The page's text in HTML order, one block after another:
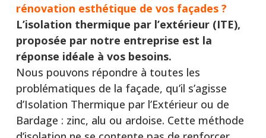
rénovation esthétique de vos façades ?
L’isolation thermique par l’extérieur (ITE),
proposée par notre entreprise est la
réponse idéale à vos besoins.
Nous pouvons répondre à toutes les
problématiques de la façade, qu’il s’agisse
d’Isolation Thermique par l’Extérieur ou de
Bardage : zinc, alu ou ardoise. Cette méthode